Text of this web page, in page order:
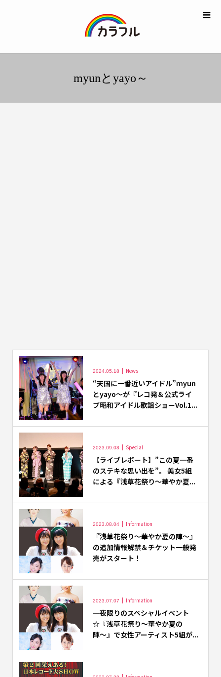
myunとyayo～
2024.05.18 News
“天国に一番近いアイドル”myun
とyayo～が『レコ発＆公式ライ
ブ昭和アイドル歌謡ショーVol.1...
2023.09.08 Special
【ライブレポート】”この夏一番
のステキな思い出を”。 美女5組
による『浅草花祭り～華やか夏...
2023.08.04 Information
『浅草花祭り〜華やか夏の陣〜』
の追加情報解禁＆チケット一般発
売がスタート！
2023.07.07 Information
一夜限りのスペシャルイベント
☆『浅草花祭り〜華やか夏の
陣〜』で女性アーティスト5組が...